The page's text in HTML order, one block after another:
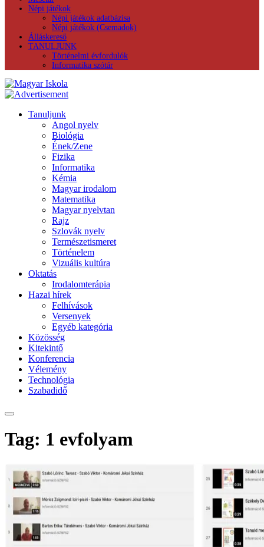
Népi játékok
Népi játékok adatbázisa
Népi játékok (Csemadok)
Álláskereső
TANULJUNK
Történelmi évfordulók
Informatika szótár
Tanuljunk
Angol nyelv
Biológia
Ének/Zene
Fizika
Informatika
Kémia
Magyar irodalom
Matematika
Magyar nyelvtan
Rajz
Szlovák nyelv
Természetismeret
Történelem
Vizuális kultúra
Oktatás
Irodalomterápia
Hazai hírek
Felhívások
Versenyek
Egyéb kategória
Közösség
Kitekintő
Konferencia
Vélemény
Technológia
Szabadidő
Tag: 1 evfolyam